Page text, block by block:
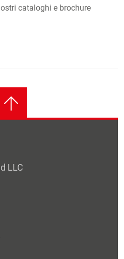
cataloghi e brochure
LLC